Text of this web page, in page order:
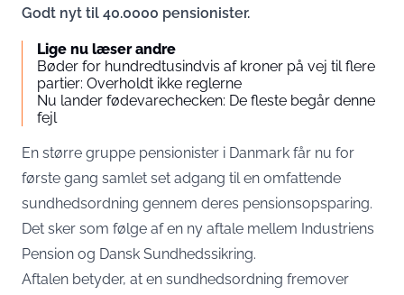
Godt nyt til 40.0000 pensionister.
Lige nu læser andre
Bøder for hundredtusindvis af kroner på vej til flere
partier: Overholdt ikke reglerne
Nu lander fødevarechecken: De fleste begår denne
fejl
En større gruppe pensionister i Danmark får nu for
første gang samlet set adgang til en omfattende
sundhedsordning gennem deres pensionsopsparing.
Det sker som følge af en ny aftale mellem Industriens
Pension og Dansk Sundhedssikring.
Aftalen betyder, at en sundhedsordning fremover